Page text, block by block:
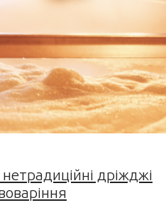
дріжджі